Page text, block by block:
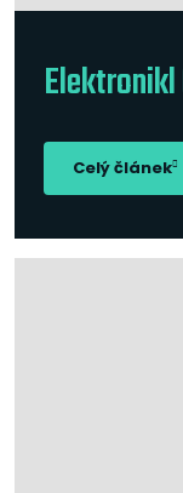
Celý článek